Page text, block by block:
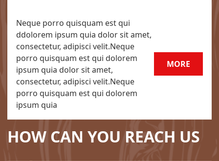
Neque porro quisquam est qui
ddolorem ipsum quia dolor sit amet,
consectetur, adipisci velit.Neque
porro quisquam est qui dolorem
ipsum quia dolor sit amet,
consectetur, adipisci velit.Neque
porro quisquam est qui dolorem
ipsum quia
MORE
HOW CAN YOU REACH US